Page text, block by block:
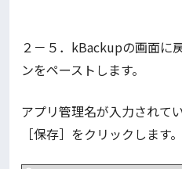
２－５．kBackupの画面に
ンをペーストします。
アプリ管理名が入力されて
［保存］をクリックします。